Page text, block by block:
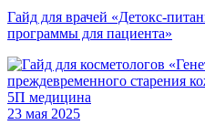
Гайд для врачей «Детокс-
программы для пациента»
5П медицина
23 мая 2025